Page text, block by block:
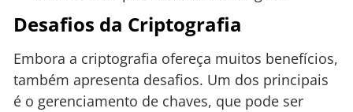
Desafios da Criptografia
Embora a criptografia ofereça muitos benefícios,
também apresenta desafios. Um dos principais
é o gerenciamento de chaves, que pode ser